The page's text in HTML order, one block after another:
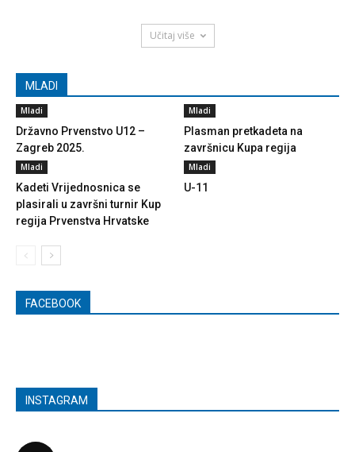
Učitaj više
MLADI
Mladi
Državno Prvenstvo U12 –
Zagreb 2025.
Mladi
Plasman pretkadeta na
završnicu Kupa regija
Mladi
Kadeti Vrijednosnica se
plasirali u završni turnir Kup
regija Prvenstva Hrvatske
Mladi
U-11
FACEBOOK
INSTAGRAM